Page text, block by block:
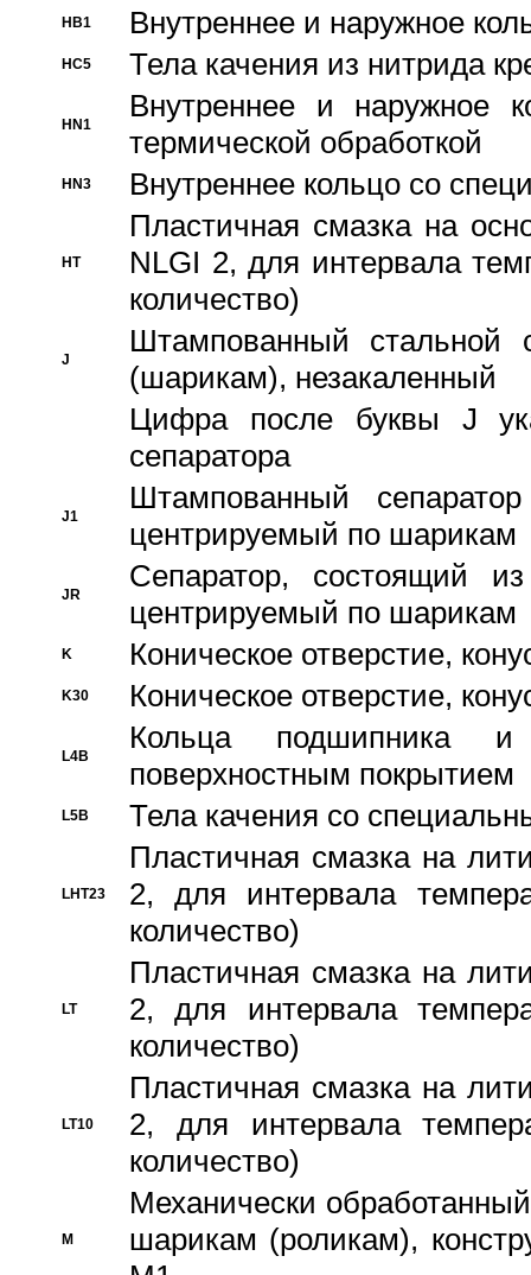
HB1 Bнутреннее и наружное
HC5 Тела качения из нитрида
HN1
Bнутреннее и наружное
термической обработкой
HN3 Внутреннее кольцо со
HT
Пластичная смазка на
NLGI 2, для интервала
количество)
J
Штампованный стальной
(шарикам), незакаленный
Цифра после буквы J
сепаратора
J1
Штампованный
центрируемый по шарикам
JR
Сепаратор, состоящий
центрируемый по шарикам
K Коническое отверстие,
K30 Коническое отверстие,
L4B
Кольца подшипника
поверхностным покрытием
L5B Тела качения со
LHT23
Пластичная смазка на
2, для интервала
количество)
LT
Пластичная смазка на
2, для интервала
количество)
LT10
Пластичная смазка на
2, для интервала
количество)
M
Механически
шарикам (роликам),